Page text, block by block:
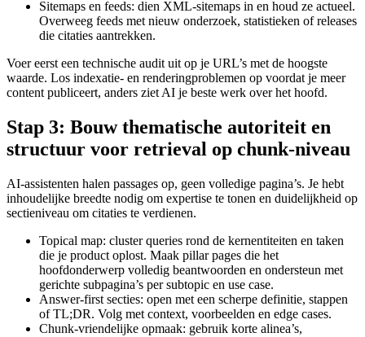
Sitemaps en feeds: dien XML-sitemaps in en houd ze actueel.
Overweeg feeds met nieuw onderzoek, statistieken of releases
die citaties aantrekken.
Voer eerst een technische audit uit op je URL’s met de hoogste
waarde. Los indexatie- en renderingproblemen op voordat je meer
content publiceert, anders ziet AI je beste werk over het hoofd.
Stap 3: Bouw thematische autoriteit en
structuur voor retrieval op chunk-niveau
AI-assistenten halen passages op, geen volledige pagina’s. Je hebt
inhoudelijke breedte nodig om expertise te tonen en duidelijkheid op
sectieniveau om citaties te verdienen.
Topical map: cluster queries rond de kernentiteiten en taken
die je product oplost. Maak pillar pages die het
hoofdonderwerp volledig beantwoorden en ondersteun met
gerichte subpagina’s per subtopic en use case.
Answer-first secties: open met een scherpe definitie, stappen
of TL;DR. Volg met context, voorbeelden en edge cases.
Chunk-vriendelijke opmaak: gebruik korte alinea’s,